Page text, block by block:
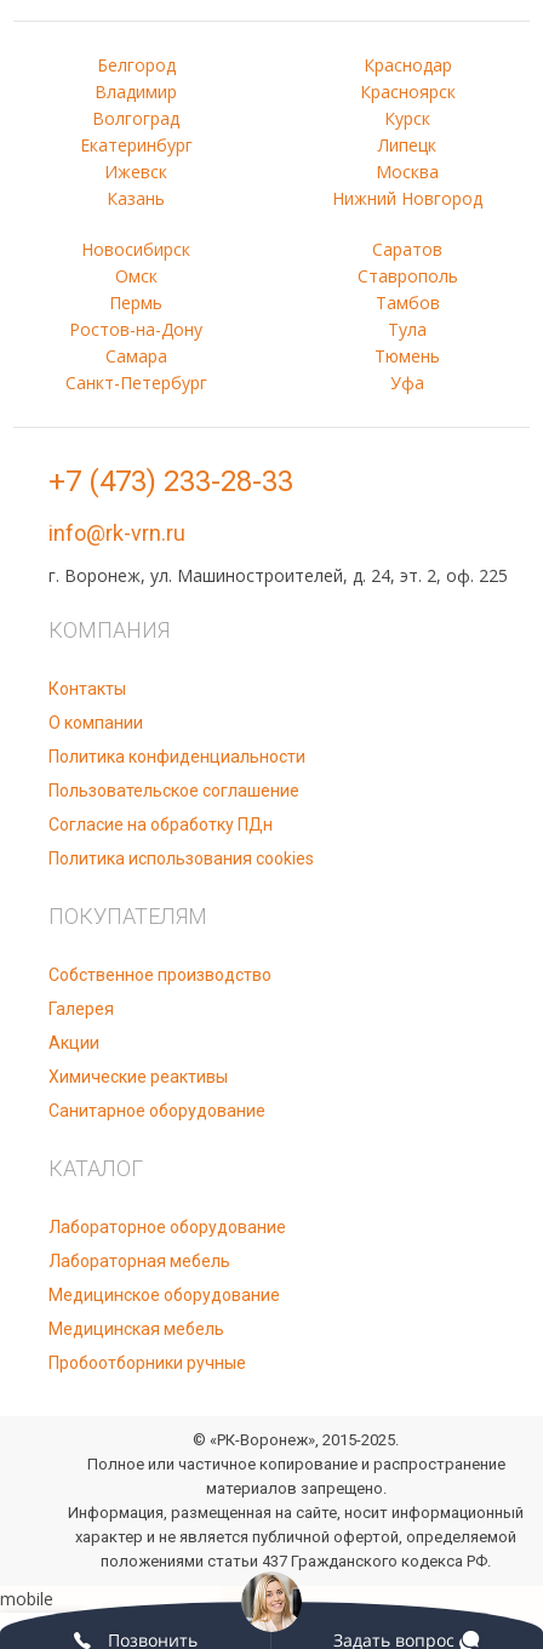
Белгород
Владимир
Волгоград
Екатеринбург
Ижевск
Казань
Краснодар
Красноярск
Курск
Липецк
Москва
Нижний Новгород
Новосибирск
Омск
Пермь
Ростов-на-Дону
Самара
Санкт-Петербург
Саратов
Ставрополь
Тамбов
Тула
Тюмень
Уфа
+7 (473) 233-28-33
info@rk-vrn.ru
г. Воронеж, ул. Машиностроителей, д. 24, эт. 2, оф. 225
КОМПАНИЯ
Контакты
О компании
Политика конфиденциальности
Пользовательское соглашение
Согласие на обработку ПДн
Политика использования cookies
ПОКУПАТЕЛЯМ
Собственное производство
Галерея
Акции
Химические реактивы
Санитарное оборудование
КАТАЛОГ
Лабораторное оборудование
Лабораторная мебель
Медицинское оборудование
Медицинская мебель
Пробоотборники ручные
© «РК-Воронеж», 2015-2025.
Полное или частичное копирование и распространение
материалов запрещено.
Информация, размещенная на сайте, носит информационный
характер и не является публичной офертой, определяемой
положениями статьи 437 Гражданского кодекса РФ.
Позвонить Задать вопрос